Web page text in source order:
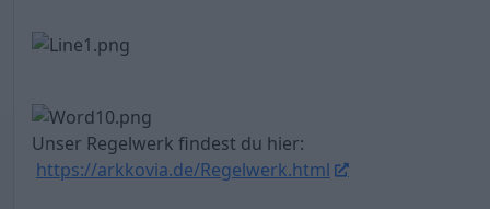
Unser Regelwerk findest du hier:
https://arkkovia.de/Regelwerk.html